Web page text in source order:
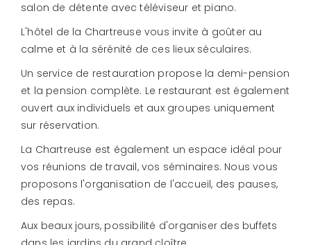
salon de détente avec téléviseur et piano.
L'hôtel de la Chartreuse vous invite à goûter au
calme et à la sérénité de ces lieux séculaires.
Un service de restauration propose la demi-pension
et la pension complète. Le restaurant est également
ouvert aux individuels et aux groupes uniquement
sur réservation.
La Chartreuse est également un espace idéal pour
vos réunions de travail, vos séminaires. Nous vous
proposons l'organisation de l'accueil, des pauses,
des repas.
Aux beaux jours, possibilité d'organiser des buffets